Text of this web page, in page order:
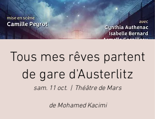
Tous mes rêves partent
de gare d'Austerlitz
sam. 11 oct.
  |
Théâtre de Mars
de Mohamed Kacimi